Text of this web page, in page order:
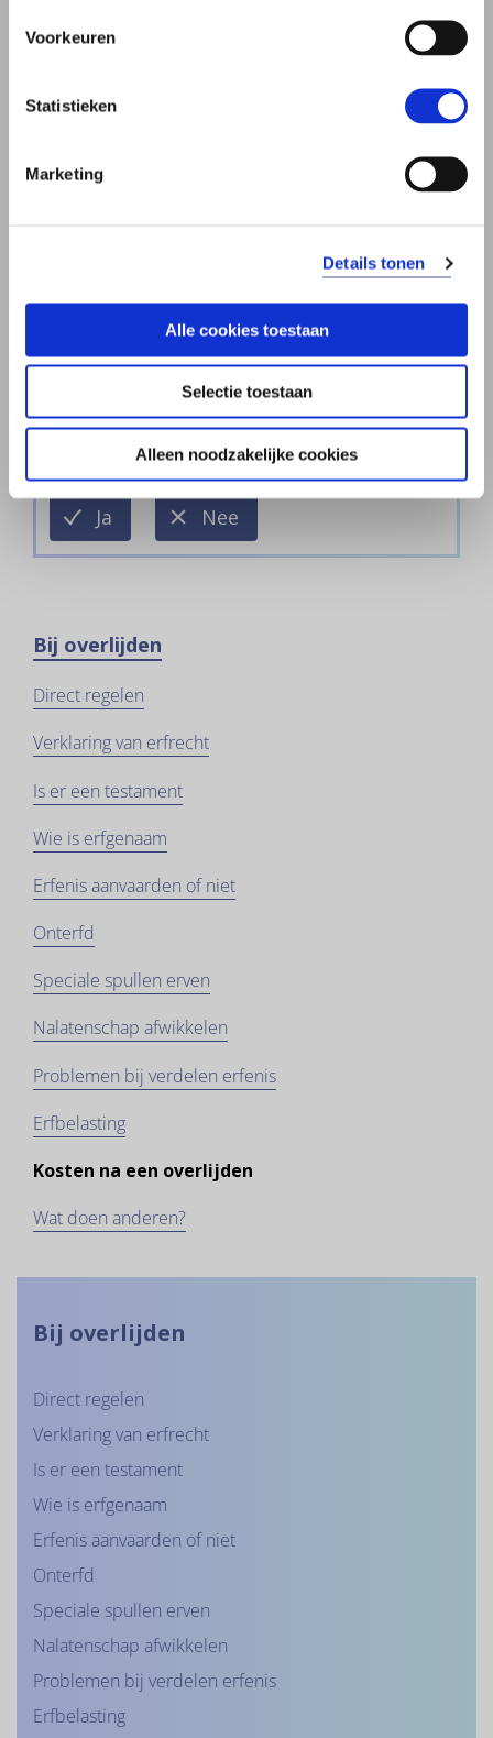
Voorkeuren
Statistieken
Marketing
Details tonen
Alle cookies toestaan
Selectie toestaan
Alleen noodzakelijke cookies
Download de brochure
Erfenis
Bekijk de brochureBrochure
Erfenis
online
Vond u deze informatie nuttig?
Ja
informatie
is
Needeze
informatie
is
Bij overlijden
Direct regelen
Verklaring van erfrecht
Is er een testament
Wie is erfgenaam
Erfenis aanvaarden of niet
Onterfd
Speciale spullen erven
Nalatenschap afwikkelen
Problemen bij verdelen erfenis
Erfbelasting
Kosten na een overlijden
Wat doen anderen?
Bij overlijden
Direct regelen
Verklaring van erfrecht
Is er een testament
Wie is erfgenaam
Erfenis aanvaarden of niet
Onterfd
Speciale spullen erven
Nalatenschap afwikkelen
Problemen bij verdelen erfenis
Erfbelasting